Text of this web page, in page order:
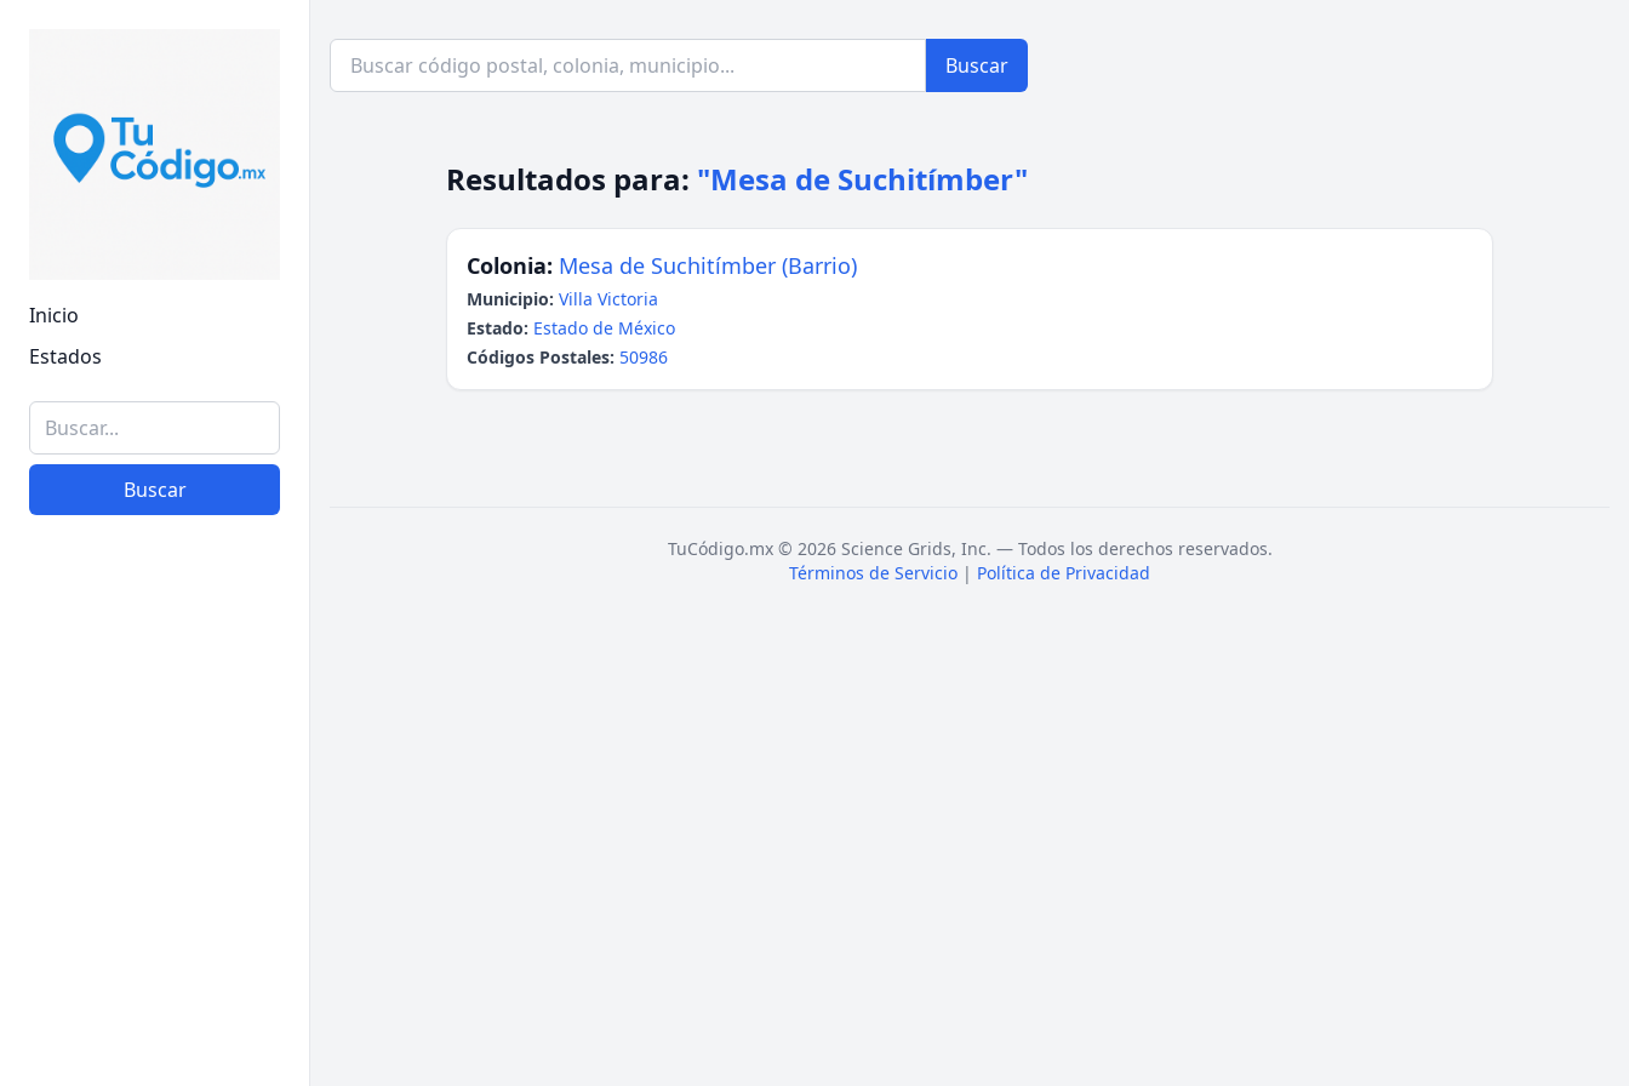
Inicio
Estados
Buscar
Buscar
Resultados para: "Mesa de Suchitímber"
Colonia: Mesa de Suchitímber (Barrio)
Municipio: Villa Victoria
Estado: Estado de México
Códigos Postales: 50986
TuCódigo.mx © 2026 Science Grids, Inc. — Todos los derechos reservados.
Términos de Servicio | Política de Privacidad